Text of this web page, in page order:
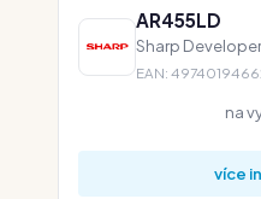
AR455LD
Sharp
EAN:
na
více